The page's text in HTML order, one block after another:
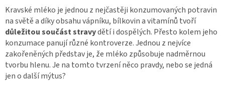
Kravské mléko je jednou z nejčastěji konzumovaných potravin
na světě a díky obsahu vápníku, bílkovin a vitamínů tvoří
důležitou součást stravydětí i dospělých. Přesto kolem jeho
konzumace panují různé kontroverze. Jednou z nejvíce
zakořeněných představ je, že mléko způsobuje nadměrnou
tvorbu hlenu. Je na tomto tvrzení něco pravdy, nebo se jedná
jen o další mýtus?